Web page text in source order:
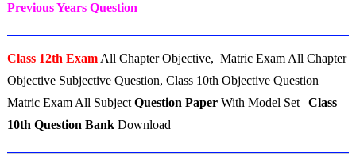
Previous Years Question
Class 12th ExamAll Chapter Objective, Matric Exam All Chapter
Objective Subjective Question, Class 10th Objective Question |
Matric Exam All Subject Question PaperWith Model Set | Class
10th Question BankDownload